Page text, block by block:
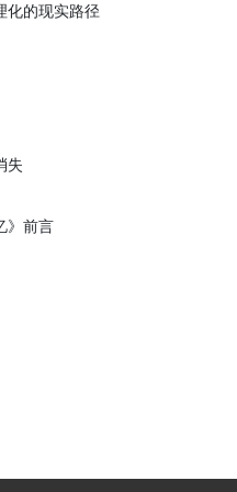
化的现实路径
失
》前言